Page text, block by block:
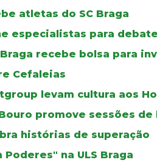
atletas do SC Braga
especialistas para
Braga recebe bolsa para
Cefaleias
levam cultura aos
Bouro promove sessões
histórias de superação
Poderes" na ULS Braga